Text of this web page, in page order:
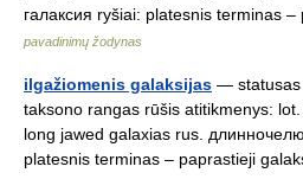
галаксия ryšiai: platesnis terminas
pavadinimų žodynas
ilgažiomenis galaksijas — statusas
taksono rangas rūšis atitikmenys:
long jawed galaxias rus.
platesnis terminas – paprastieji